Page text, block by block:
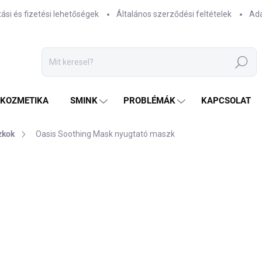
és fizetési lehetőségek Általános szerződési feltételek
Keresés
SMINK PROBLÉMÁK KAPCSOLAT
Oasis Soothing Mask nyugtató maszk